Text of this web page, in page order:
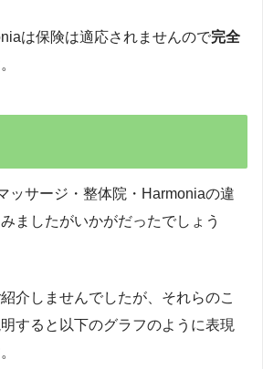
は保険は適応されませんので完全
ッサージ・整体院・Harmoniaの違
ましたがいかがだったでしょう
介しませんでしたが、それらのこ
すると以下のグラフのように表現